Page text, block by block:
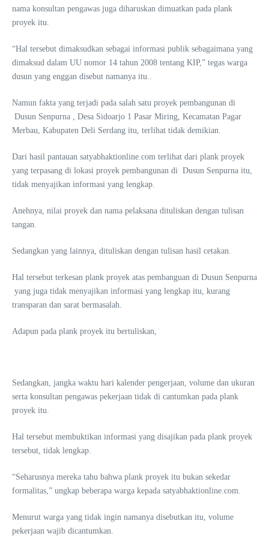
nama konsultan pengawas juga diharuskan dimuatkan pada plank
proyek itu.
“Hal tersebut dimaksudkan sebagai informasi publik sebagaimana yang
dimaksud dalam UU nomor 14 tahun 2008 tentang KIP,” tegas warga
dusun yang enggan disebut namanya itu..
Namun fakta yang terjadi pada salah satu proyek pembangunan di
Dusun Senpurna , Desa Sidoarjo 1 Pasar Miring, Kecamatan Pagar
Merbau, Kabupaten Deli Serdang itu, terlihat tidak demikian.
Dari hasil pantauan satyabhaktionline.com terlihat dari plank proyek
yang terpasang di lokasi proyek pembangunan di Dusun Senpurna itu,
tidak menyajikan informasi yang lengkap.
Anehnya, nilai proyek dan nama pelaksana dituliskan dengan tulisan
tangan.
Sedangkan yang lainnya, dituliskan dengan tulisan hasil cetakan.
Hal tersebut terkesan plank proyek atas pembanguan di Dusun Senpurna
yang juga tidak menyajikan informasi yang lengkap itu, kurang
transparan dan sarat bermasalah.
Adapun pada plank proyek itu bertuliskan,
Sedangkan, jangka waktu hari kalender pengerjaan, volume dan ukuran
serta konsultan pengawas pekerjaan tidak di cantumkan pada plank
proyek itu.
Hal tersebut membuktikan informasi yang disajikan pada plank proyek
tersebut, tidak lengkap.
“Seharusnya mereka tahu bahwa plank proyek itu bukan sekedar
formalitas,” ungkap beberapa warga kepada satyabhaktionline.com.
Menurut warga yang tidak ingin namanya disebutkan itu, volume
pekerjaan wajib dicantumkan.